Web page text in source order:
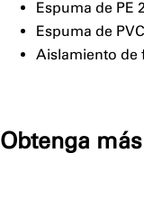
Espuma de PE
Espuma de
Aislamiento de
Obtenga